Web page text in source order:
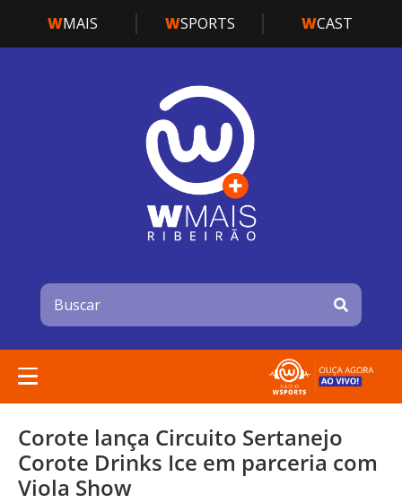
WMAIS WSPORTS WCAST
Corote lança Circuito Sertanejo
Corote Drinks Ice em parceria com
Viola Show